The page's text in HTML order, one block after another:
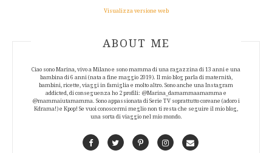
Visualizza versione web
ABOUT AUTHOR
ABOUT ME
Ciao sono Marina, vivo a Milano e sono mamma di una ragazzina di 13 anni e una
bambina di 6 anni (nata a fine maggio 2019). Il mio blog parla di maternità,
bambini, ricette, viaggi in famiglia e molto altro. Sono anche una Instagram
addicted, di conseguenza ho 2 profili: @Marina_damammaamamma e
@mammaiutamamma. Sono appassionata di Serie TV soprattutto coreane (adoro i
Kdrama!) e Kpop! Se vuoi conoscermi meglio non ti resta che seguire il mio blog,
una sorta di viaggio nel mio mondo.
FacebookTwitterPinterestInstagramContact